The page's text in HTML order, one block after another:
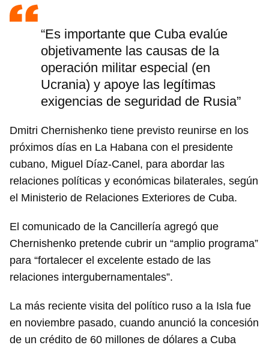
“Es importante que Cuba evalúe
objetivamente las causas de la
operación militar especial (en
Ucrania) y apoye las legítimas
exigencias de seguridad de Rusia”
Dmitri Chernishenko tiene previsto reunirse en los
próximos días en La Habana con el presidente
cubano, Miguel Díaz-Canel, para abordar las
relaciones políticas y económicas bilaterales, según
el Ministerio de Relaciones Exteriores de Cuba.
El comunicado de la Cancillería agregó que
Chernishenko pretende cubrir un “amplio programa”
para “fortalecer el excelente estado de las
relaciones intergubernamentales”.
La más reciente visita del político ruso a la Isla fue
en noviembre pasado, cuando anunció la concesión
de un crédito de 60 millones de dólares a Cuba